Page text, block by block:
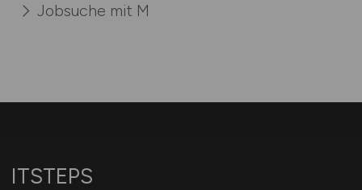
Jobsuche mit M
ITSTEPS